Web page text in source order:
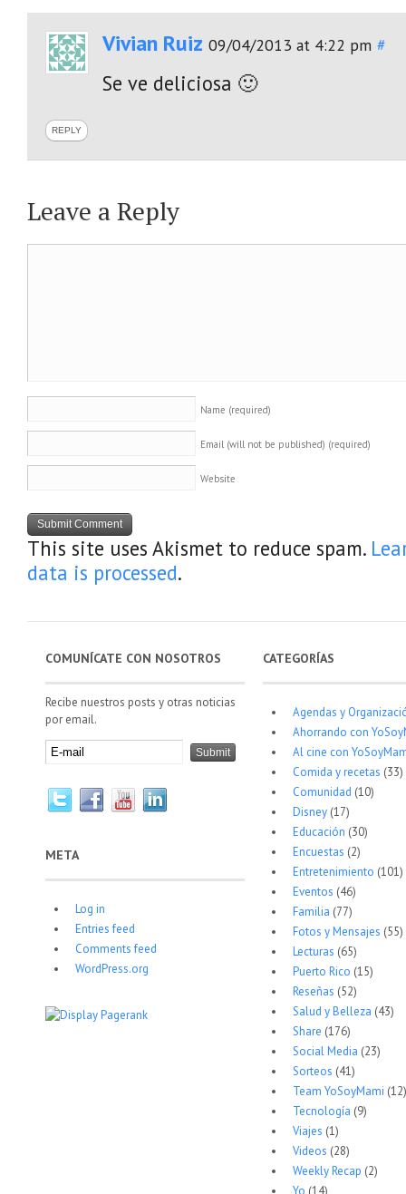
Vivian Ruiz 09/04/2013 at 4:22 pm #
Se ve deliciosa 🙂
REPLY
Leave a Reply
Name (required)
Email (will not be published) (required)
Website
This site uses Akismet to reduce spam.
data is processed.
COMUNÍCATE CON NOSOTROS
Recibe nuestros posts y otras noticias
por email.
META
Log in
Entries feed
Comments feed
WordPress.org
CATEGORÍAS
Agendas y
Ahorrando con
Al cine con
Comida y recetas (33)
Comunidad (10)
Disney(17)
Educación (30)
Encuestas (2)
Entretenimiento (101)
Eventos (46)
Familia (77)
Fotos y Mensajes (55)
Lecturas (65)
Puerto Rico (15)
Reseñas (52)
Salud y Belleza (43)
Share (176)
Social Media (23)
Sorteos (41)
Team YoSoyMami (12)
Tecnología (9)
Viajes (1)
Videos (28)
Weekly Recap (2)
Yo (14)